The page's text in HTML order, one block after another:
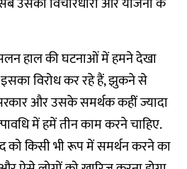
हाल की घटनाओं में हमने देखा
विरोध कर रहे हैं, झुकने से
और उसके समर्थक कहीं ज्यादा
में हमें तीन काम करने चाहिए.
किसी भी रूप में समर्थन करने का